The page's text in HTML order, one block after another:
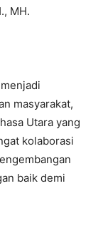
MH.
masyarakat,
Utara yang
kolaborasi
baik demi